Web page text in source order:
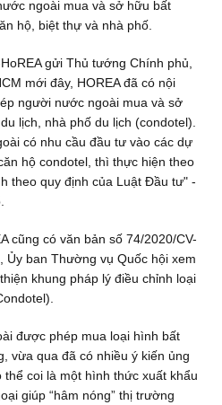
ngoài mua và sở hữu bất
hộ, biệt thự và nhà phố.
gửi Thủ tướng Chính phủ,
mới đây, HOREA đã có nội
người nước ngoài mua và sở
lịch, nhà phố du lịch (condotel).
có nhu cầu đầu tư vào các dự
hộ condotel, thì thực hiện theo
theo quy định của Luật Đầu tư" -
cũng có văn bản số 74/2020/CV-
Ủy ban Thường vụ Quốc hội xem
khung pháp lý điều chỉnh loại
được phép mua loại hình bất
vừa qua đã có nhiều ý kiến ủng
coi là một hình thức xuất khẩu
giúp “hâm nóng” thị trường